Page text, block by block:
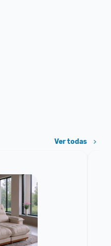
Ver todas